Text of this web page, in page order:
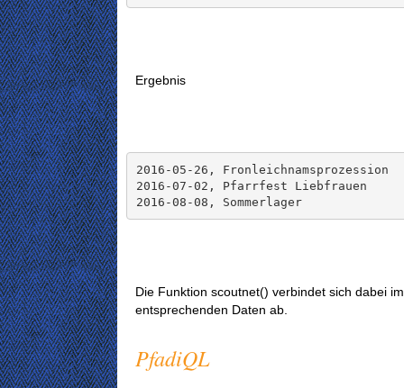
Ergebnis
2016-05-26, Fronleichnamsprozession
2016-07-02, Pfarrfest Liebfrauen
2016-08-08, Sommerlager
Die Funktion scoutnet() verbindet sich dabei
entsprechenden Daten ab.
PfadiQL